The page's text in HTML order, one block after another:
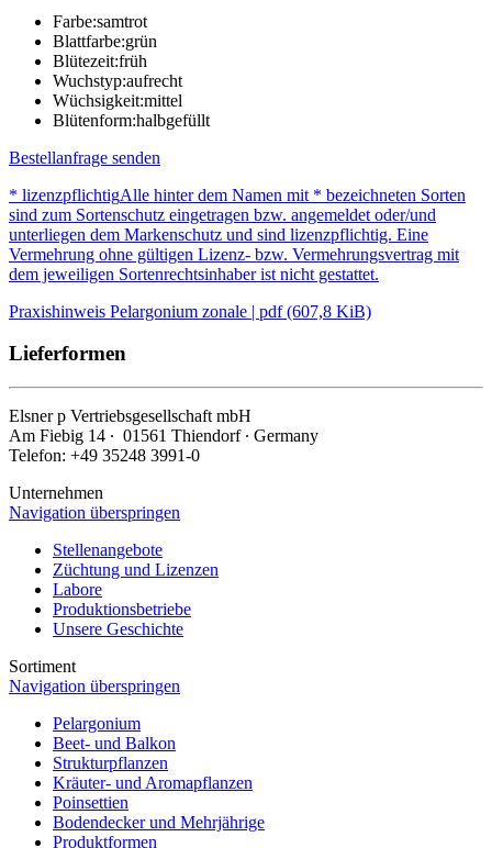
Farbe:samtrot
Blattfarbe:grün
Blütezeit:früh
Wuchstyp:aufrecht
Wüchsigkeit:mittel
Blütenform:halbgefüllt
Bestellanfrage senden
* lizenzpflichtigAlle hinter dem Namen mit * bezeichneten Sorten
sind zum Sortenschutz eingetragen bzw. angemeldet oder/und
unterliegen dem Markenschutz und sind lizenzpflichtig. Eine
Vermehrung ohne gültigen Lizenz- bzw. Vermehrungsvertrag mit
dem jeweiligen Sortenrechtsinhaber ist nicht gestattet.
Praxishinweis Pelargonium zonale | pdf (607,8 KiB)
Lieferformen
Elsnerp Vertriebsgesellschaft mbH
Am Fiebig 14 ∙ 01561 Thiendorf ∙ Germany
Telefon: +49 35248 3991-0
Unternehmen
Navigation überspringen
Stellenangebote
Züchtung und Lizenzen
Labore
Produktionsbetriebe
Unsere Geschichte
Sortiment
Navigation überspringen
Pelargonium
Beet- und Balkon
Strukturpflanzen
Kräuter- und Aromapflanzen
Poinsettien
Bodendecker und Mehrjährige
Produktformen